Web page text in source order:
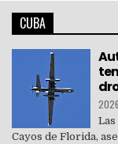
CUBA
Cayos de Florida,